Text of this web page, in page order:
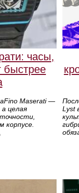
часы,
быстрее
Maserati —
целая
корпусе.
Lyst